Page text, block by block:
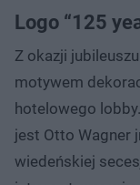
Logo “125
Z okazji
motywem
hotelowego
jest Otto Wagner
wiedeńskiej